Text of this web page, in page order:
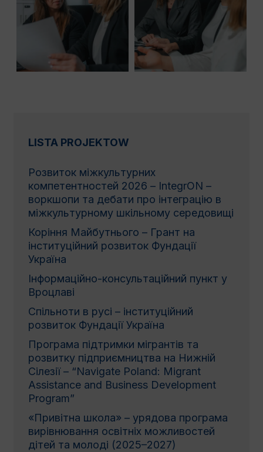
LISTA PROJEKTOW
Розвиток міжкультурних
компетентностей 2026 – IntegrON –
воркшопи та дебати про інтеграцію в
міжкультурному шкільному середовищі
Коріння Майбутнього – Грант на
інституційний розвиток Фундації
Україна
Інформаційно-консультаційний пункт у
Вроцлаві
Спільноти в русі – інституційний
розвиток Фундації Україна
Програма підтримки мігрантів та
розвитку підприємництва на Нижній
Сілезії – “Navigate Poland: Migrant
Assistance and Business Development
Program”
«Привітна школа» – урядова програма
вирівнювання освітніх можливостей
дітей та молоді (2025–2027)